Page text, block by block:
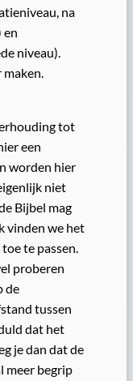
na
en
niveau).
tot
een
worden hier
niet
Bijbel mag
vinden we het
te passen.
proberen
de
tussen
dat het
je dan dat de
meer begrip